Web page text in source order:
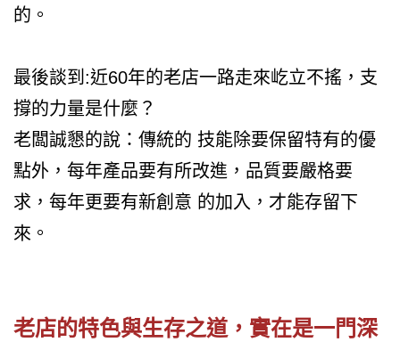
的。
最後談到:近60年的老店一路走來屹立不搖，支
撐的力量是什麼？
老闆誠懇的說：傳統的 技能除要保留特有的優
點外，每年產品要有所改進，品質要嚴格要
求，每年更要有新創意 的加入，才能存留下
來。
老店的特色與生存之道，實在是一門深